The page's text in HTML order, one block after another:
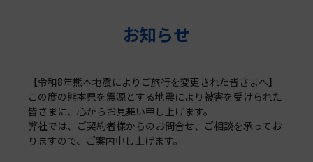
お知らせ
【令和8年熊本地震によりご旅行を変更された皆さまへ】
この度の熊本県を震源とする地震により被害を受けられた
皆さまに、心からお見舞い申し上げます。
弊社では、ご契約者様からのお問合せ、ご相談を承ってお
りますので、ご案内申し上げます。